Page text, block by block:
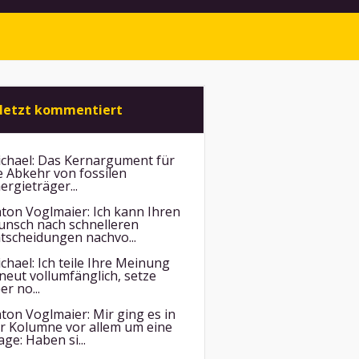
kommentiert
Das Kernargument für
Abkehr von fossilen
Voglmaier: Ich kann Ihren
nach schnelleren
nachvo...
Ich teile Ihre Meinung
vollumfänglich, setze
no...
Voglmaier: Mir ging es in
Kolumne vor allem um eine
Haben si...